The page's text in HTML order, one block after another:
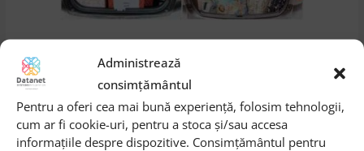
Administrează
consimțământul
Pentru a oferi cea mai bună experiență, folosim tehnologii,
cum ar fi cookie-uri, pentru a stoca și/sau accesa
informațiile despre dispozitive. Consimțământul pentru
IT Security IaaS, noul serviciu
Seminar Cisco ACI, de la